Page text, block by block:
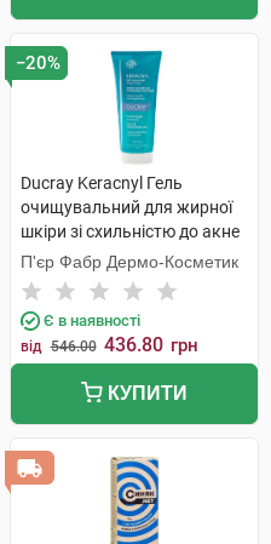
−20%
Ducray Keracnyl Гель
очищувальний для жирної
шкіри зі схильністю до акне
200 мл 1 туба
П'єр Фабр Дермо-Косметик
Є в наявності
від 546.00 436.80 грн
КУПИТИ